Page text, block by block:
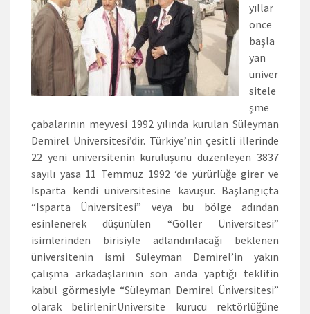
yıllar
önce
başla
yan
üniver
sitele
şme
çabalarının meyvesi 1992 yılında kurulan Süleyman
Demirel Üniversitesi’dir. Türkiye’nin çesitli illerinde
22 yeni üniversitenin kuruluşunu düzenleyen 3837
sayılı yasa 11 Temmuz 1992 ‘de yürürlüğe girer ve
Isparta kendi üniversitesine kavuşur. Başlangıçta
“Isparta Üniversitesi” veya bu bölge adından
esinlenerek düşünülen “Göller Üniversitesi”
isimlerinden birisiyle adlandırılacağı beklenen
üniversitenin ismi Süleyman Demirel’in yakın
çalışma arkadaşlarının son anda yaptığı teklifin
kabul görmesiyle “Süleyman Demirel Üniversitesi”
olarak belirlenir.Üniversite kurucu rektörlüğüne